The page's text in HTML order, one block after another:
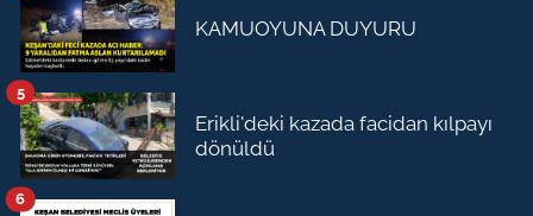
KAMUOYUNA DUYURU
Erikli'deki kazada facidan kılpayı
dönüldü
5
6